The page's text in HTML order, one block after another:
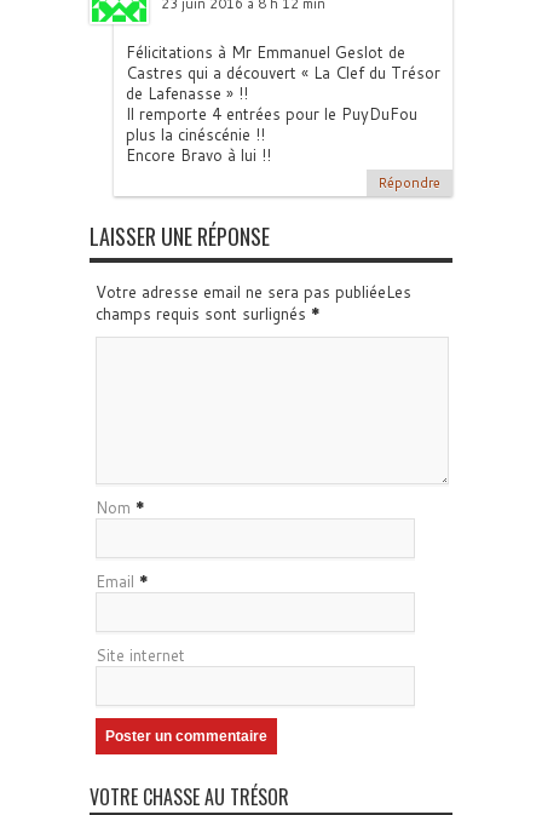
23 juin 2016 à 8 h 12 min
Félicitations à Mr Emmanuel Geslot de
Castres qui a découvert « La Clef du Trésor
de Lafenasse » !!
Il remporte 4 entrées pour le PuyDuFou
plus la cinéscénie !!
Encore Bravo à lui !!
Répondre
LAISSER UNE RÉPONSE
Votre adresse email ne sera pas publiéeLes
champs requis sont surlignés *
Nom *
Email *
Site internet
VOTRE CHASSE AU TRÉSOR